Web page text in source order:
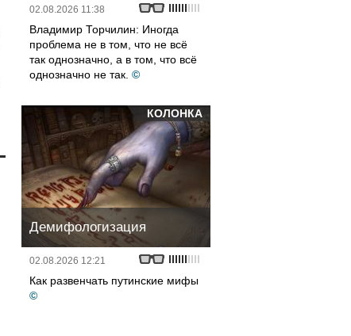
02.08.2026 11:38
Владимир Торчилин: Иногда
проблема не в том, что не всё
так однозначно, а в том, что всё
однозначно не так. ©
КОЛОНКА
Демифологизация
02.08.2026 12:21
Как развенчать путинские мифы
©